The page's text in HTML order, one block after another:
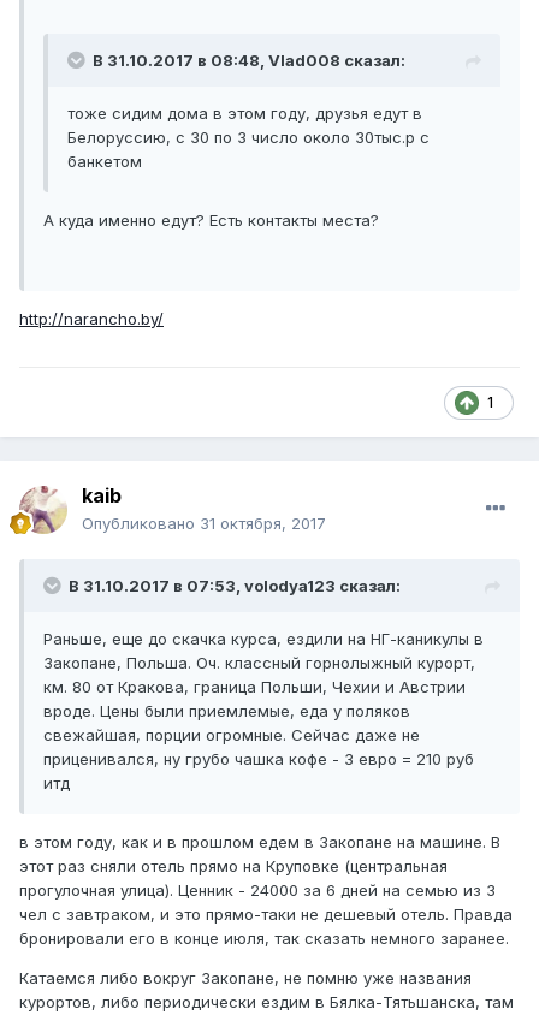
В 31.10.2017 в 08:48, Vlad008 сказал:
тоже сидим дома в этом году, друзья едут в
Белоруссию, с 30 по 3 число около 30тыс.р с
банкетом
А куда именно едут? Есть контакты места?
http://narancho.by/
1
kaib
Опубликовано 31 октября, 2017
В 31.10.2017 в 07:53, volodya123 сказал:
Раньше, еще до скачка курса, ездили на НГ-каникулы в
Закопане, Польша. Оч. классный горнолыжный курорт,
км. 80 от Кракова, граница Польши, Чехии и Австрии
вроде. Цены были приемлемые, еда у поляков
свежайшая, порции огромные. Сейчас даже не
приценивался, ну грубо чашка кофе - 3 евро = 210 руб
итд
в этом году, как и в прошлом едем в Закопане на машине. В
этот раз сняли отель прямо на Круповке (центральная
прогулочная улица). Ценник - 24000 за 6 дней на семью из 3
чел с завтраком, и это прямо-таки не дешевый отель. Правда
бронировали его в конце июля, так сказать немного заранее.
Катаемся либо вокруг Закопане, не помню уже названия
курортов, либо периодически ездим в Бялка-Тятьшанска, там